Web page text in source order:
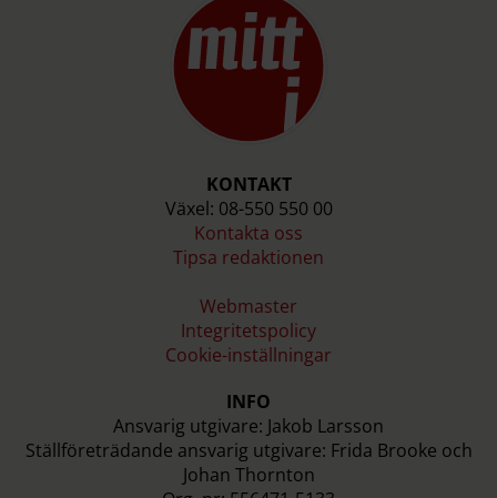
KONTAKT
Växel: 08-550 550 00
Kontakta oss
Tipsa redaktionen
Webmaster
Integritetspolicy
Cookie-inställningar
INFO
Ansvarig utgivare: Jakob Larsson
Ställföreträdande ansvarig utgivare: Frida Brooke och
Johan Thornton